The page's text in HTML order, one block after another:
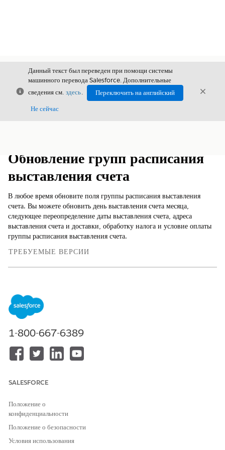
Закрыть
Данный текст был переведен при помощи системы
машинного перевода Salesforce. Дополнительные
сведения см. здесь.
Переключить на английский
Не сейчас
Обновление групп расписания
выставления счета
В любое время обновите поля группы расписания выставления
счета. Вы можете обновить день выставления счета месяца,
следующее переопределение даты выставления счета, адреса
выставления счета и доставки, обработку налога и условие оплаты
группы расписания выставления счета.
ТРЕБУЕМЫЕ ВЕРСИИ
Доступно в версиях:
Developer
или лицензией Revenue Cloud Billing
НЕОБХОДИМЫЕ ПОЛНОМОЧИЯ ПОЛЬЗОВАТЕЛЯ
Для обновления групп
расписания выставления счета:
1-800-667-6389
SALESFORCE
Положение о
конфиденциальности
Положение о безопасности
Условия использования